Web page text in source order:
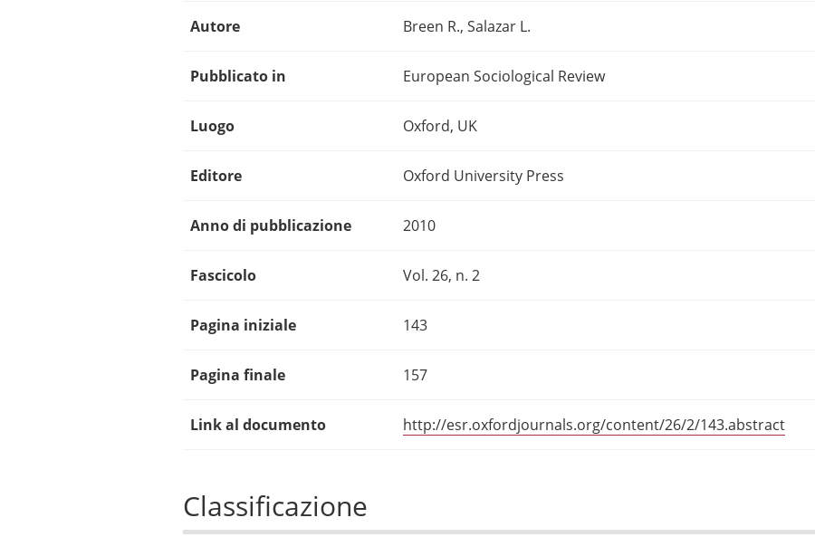
Autore Breen R., Salazar L.
Pubblicato in European Sociological Review
Luogo Oxford, UK
Editore Oxford University Press
Anno di pubblicazione 2010
Fascicolo Vol. 26, n. 2
Pagina iniziale 143
Pagina finale 157
Link al documento http://esr.oxfordjournals.org/content/26/2/143.abstract
Classificazione